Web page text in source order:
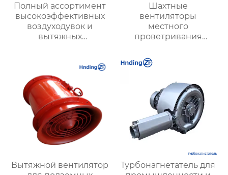
Полный ассортимент
высокоэффективных
воздуходувок и
вытяжных
вентиляции на
тепловых
электростанциях и в
шахтах, включает 12
моделей
Шахтные
вентиляторы
местного
проветривания
Высокая безопасность
и эффективность
Вытяжной вентилятор
Турбонагнетатель для